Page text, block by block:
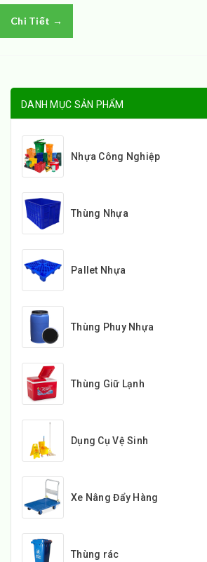
Chi Tiết →
DANH MỤC SẢN PHẨM
Nhựa Công Nghiệp
Thùng Nhựa
Pallet Nhựa
Thùng Phuy Nhựa
Thùng Giữ Lạnh
Dụng Cụ Vệ Sinh
Xe Nâng Đẩy Hàng
Thùng rác